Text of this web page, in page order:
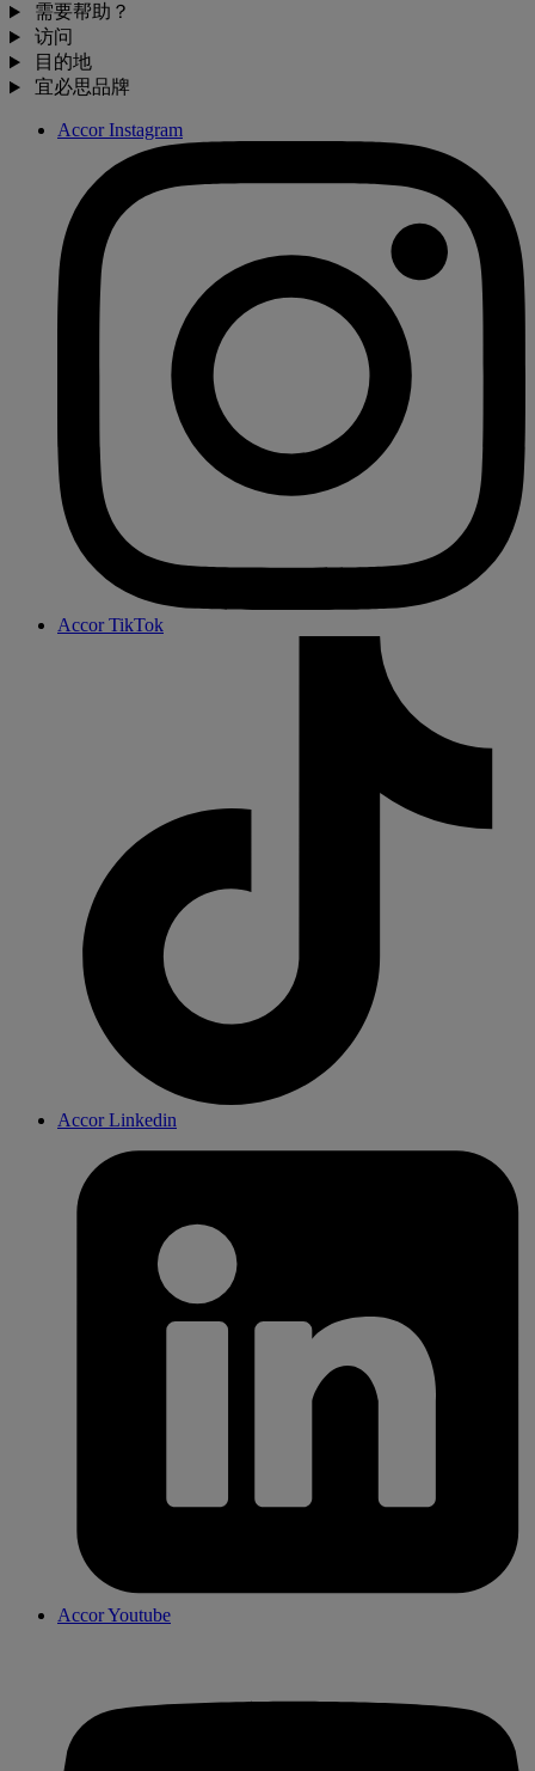
需要帮助？
访问
目的地
宜必思品牌
Accor Instagram
Accor TikTok
Accor Linkedin
Accor Youtube